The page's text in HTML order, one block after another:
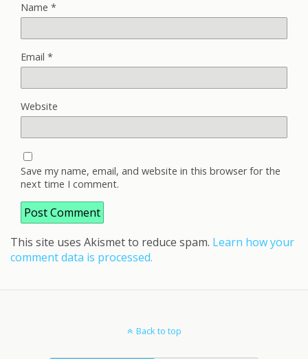
Name *
Email *
Website
Save my name, email, and website in this browser for the
next time I comment.
This site uses Akismet to reduce spam. Learn how your
comment data is processed.
Back to top